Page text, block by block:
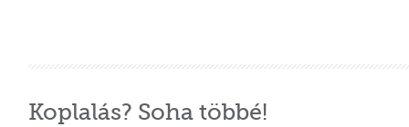
Koplalás? Soha többé!